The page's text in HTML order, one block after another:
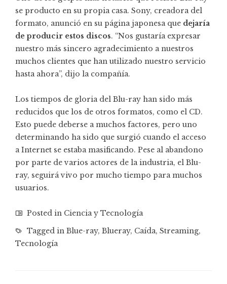
se producto en su propia casa. Sony, creadora del
formato, anunció en su página japonesa que dejaría
de producir estos discos. “Nos gustaría expresar
nuestro más sincero agradecimiento a nuestros
muchos clientes que han utilizado nuestro servicio
hasta ahora”, dijo la compañía.
Los tiempos de gloria del Blu-ray han sido más
reducidos que los de otros formatos, como el CD.
Esto puede deberse a muchos factores, pero uno
determinando ha sido que surgió cuando el acceso
a Internet se estaba masificando. Pese al abandono
por parte de varios actores de la industria, el Blu-
ray, seguirá vivo por mucho tiempo para muchos
usuarios.
Posted in Ciencia y Tecnología
Tagged in Blue-ray, Blueray, Caída, Streaming,
Tecnología